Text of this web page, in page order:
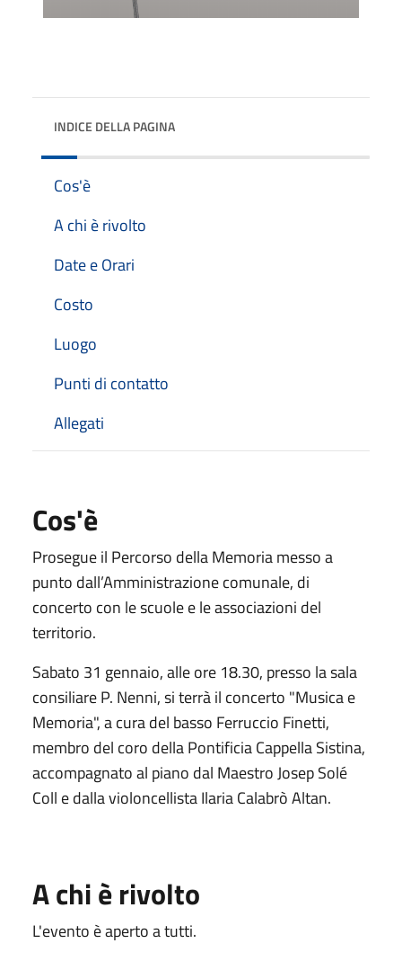
INDICE DELLA PAGINA
Cos'è
A chi è rivolto
Date e Orari
Costo
Luogo
Punti di contatto
Allegati
Cos'è
Prosegue il Percorso della Memoria messo a
punto dall’Amministrazione comunale, di
concerto con le scuole e le associazioni del
territorio.
Sabato 31 gennaio, alle ore 18.30, presso la sala
consiliare P. Nenni, si terrà il concerto "Musica e
Memoria", a cura del basso Ferruccio Finetti,
membro del coro della Pontificia Cappella Sistina,
accompagnato al piano dal Maestro Josep Solé
Coll e dalla violoncellista Ilaria Calabrò Altan.
A chi è rivolto
L'evento è aperto a tutti.